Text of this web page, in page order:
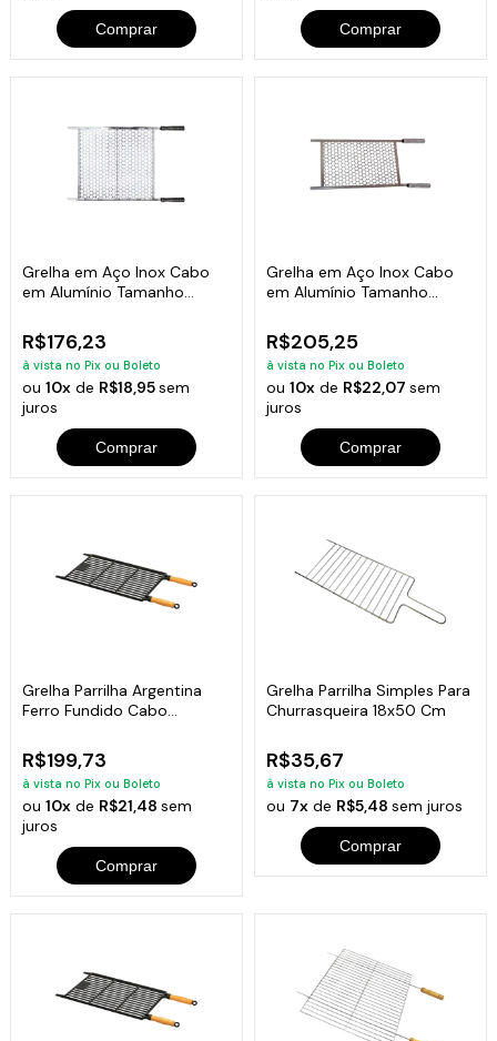
Comprar Comprar
Grelha em Aço Inox Cabo
em Alumínio Tamanho
R$176,23
à vista no Pix ou Boleto
ou10x de R$18,95sem
juros
Comprar
Grelha em Aço Inox Cabo
em Alumínio Tamanho
R$205,25
à vista no Pix ou Boleto
ou 10xde R$22,07 sem
juros
Comprar
Grelha Parrilha Argentina
Ferro Fundido Cabo
R$199,73
à vista no Pix ou Boleto
ou10x de R$21,48sem
juros
Comprar
Grelha Parrilha Simples Para
Churrasqueira 18x50 Cm
R$35,67
à vista no Pix ou Boleto
ou 7xde R$5,48 sem juros
Comprar